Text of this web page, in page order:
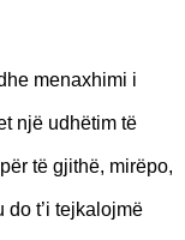
menaxhimi i
një udhëtim të
të gjithë, mirëpo,
t’i tejkalojmë